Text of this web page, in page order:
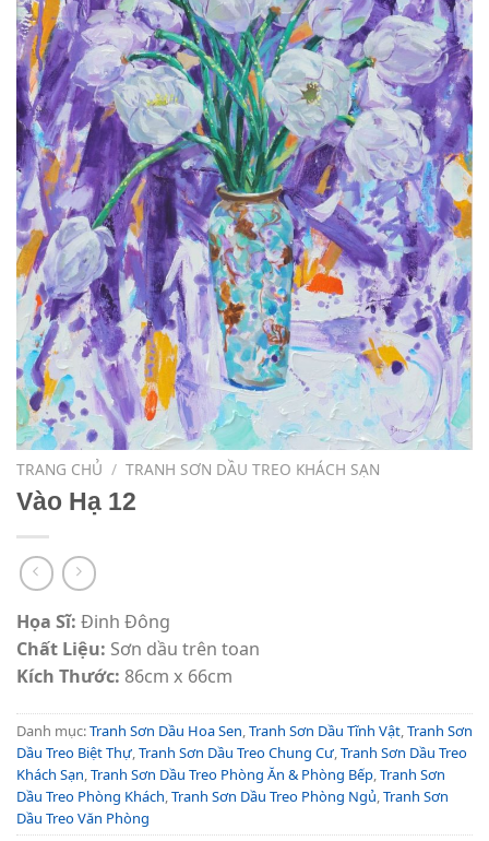
TRANG CHỦ / TRANH SƠN DẦU TREO KHÁCH SẠN
Vào Hạ 12
Họa Sĩ: Đinh Đông
Chất Liệu: Sơn dầu trên toan
Kích Thước: 86cm x 66cm
Danh mục:Tranh Sơn Dầu Hoa Sen,Tranh Sơn Dầu Tĩnh Vật,Tranh Sơn
Dầu Treo Biệt Thự,Tranh Sơn Dầu Treo Chung Cư,Tranh Sơn Dầu Treo
Khách Sạn,Tranh Sơn Dầu Treo Phòng Ăn & Phòng Bếp,Tranh Sơn
Dầu Treo Phòng Khách,Tranh Sơn Dầu Treo Phòng Ngủ,Tranh Sơn
Dầu Treo Văn Phòng